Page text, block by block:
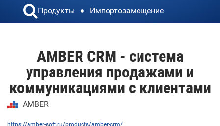
Продукты Импортозамещение
AMBER CRM - система
управления продажами и
коммуникациями с клиентами
AMBER
https://amber-soft.ru/products/amber-crm/